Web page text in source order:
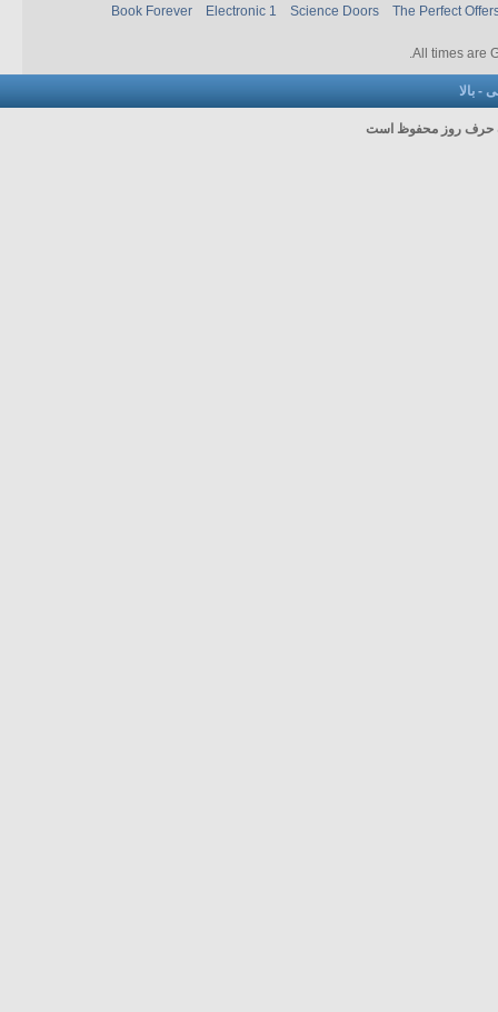
Book Forever Electronic 1 Science Doors The Perfect
All times are
- بالا